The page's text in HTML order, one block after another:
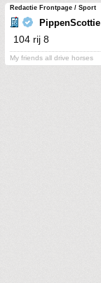
Redactie Frontpage / Sport
PippenScottie
104 rij 8
My friends all drive horses